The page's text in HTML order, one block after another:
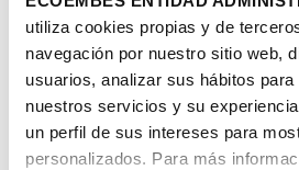
utiliza cookies propias y de
navegación por nuestro sitio web,
usuarios, analizar sus hábitos
nuestros servicios y su
un perfil de sus intereses para
personalizados. Para más
Artículos